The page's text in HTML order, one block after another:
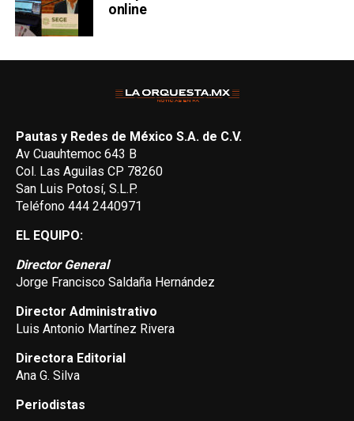
online
Pautas y Redes de México S.A. de C.V.
Av Cuauhtemoc 643 B
Col. Las Aguilas CP 78260
San Luis Potosí, S.L.P.
Teléfono 444 2440971
EL EQUIPO:
Director General
Jorge Francisco Saldaña Hernández
Director Administrativo
Luis Antonio Martínez Rivera
Directora Editorial
Ana G. Silva
Periodistas